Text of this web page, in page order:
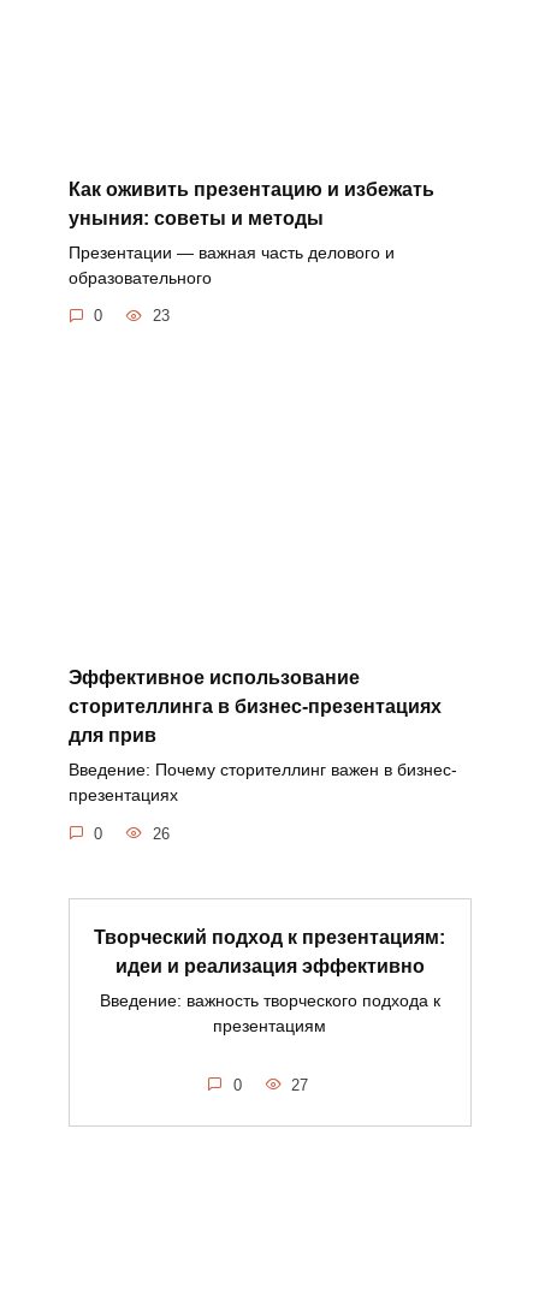
Как оживить презентацию и избежать
уныния: советы и методы
Презентации — важная часть делового и
образовательного
0 23
Эффективное использование
сторителлинга в бизнес-презентациях
для прив
Введение: Почему сторителлинг важен в бизнес-
презентациях
0 26
Творческий подход к презентациям:
идеи и реализация эффективно
Введение: важность творческого подхода к
презентациям
0 27